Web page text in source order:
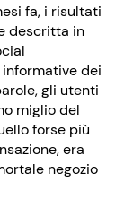
fa, i risultati
descritta in
dei
gli utenti
miglio del
forse più
era
negozio